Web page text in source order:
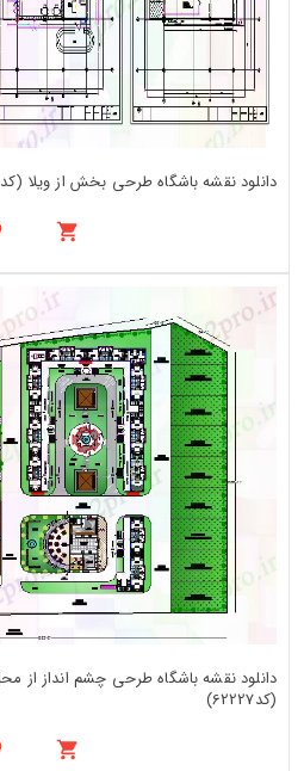
دانلود نقشه باشگاه طرحی بخش از ویلا (کد62689)
(کد62227)